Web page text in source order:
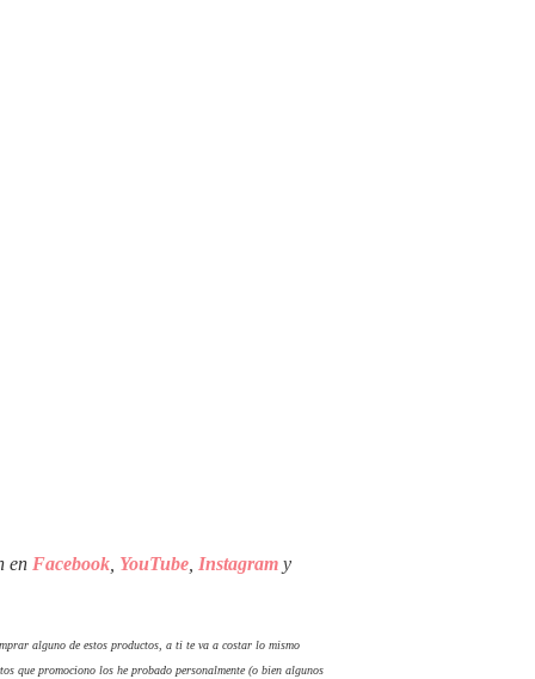
en Facebook YouTube Instagram y
alguno de estos productos, a ti te va a costar lo mismo
que promociono los he probado personalmente (o bien algunos